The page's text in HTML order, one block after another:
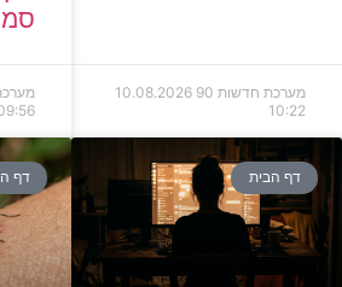
מערכת חדשות 90
10.08.2026
10:22
דף הבית דף